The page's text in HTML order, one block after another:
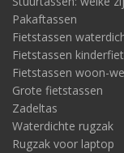
Pakaftassen
Fietstassen
Fietstassen
Fietstassen woon-
Grote fietstassen
Zadeltas
Waterdichte rugzak
Rugzak voor laptop